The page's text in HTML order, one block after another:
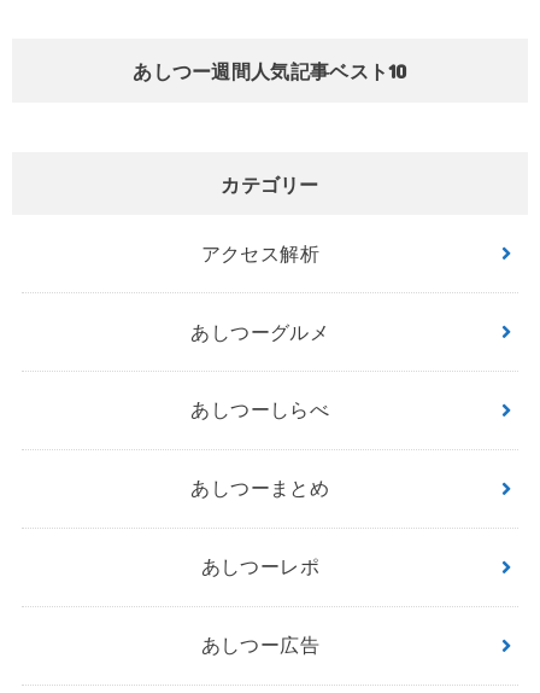
あしつー週間人気記事ベスト10
カテゴリー
アクセス解析
あしつーグルメ
あしつーしらべ
あしつーまとめ
あしつーレポ
あしつー広告